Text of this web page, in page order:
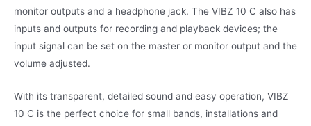
monitor outputs and a headphone jack. The VIBZ 10 C also has
inputs and outputs for recording and playback devices; the
input signal can be set on the master or monitor output and the
volume adjusted.
With its transparent, detailed sound and easy operation, VIBZ
10 C is the perfect choice for small bands, installations and